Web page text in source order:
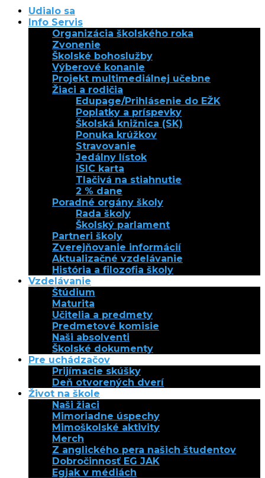
Udialo sa
Info Servis
Organizácia školského roka
Zvonenie
Školské bohoslužby
Výberové konanie
Projekt multimediálnej učebne
Žiaci a rodičia
Edupage/Prihlásenie do EŽK
Poplatky a príspevky
Školská knižnica (SK)
Ponuka krúžkov
Stravovanie
Jedálny lístok
ISIC karta
Tlačivá na stiahnutie
2 % dane
Poradné orgány školy
Rada školy
Školský parlament
Partneri školy
Zverejňovanie informácií
Aktualizačné vzdelávanie
História a filozofia školy
Vzdelávanie
Štúdium
Maturita
Učitelia a predmety
Predmetové komisie
Naši absolventi
Školské dokumenty
Pre uchádzačov
Prijímacie skúšky
Deň otvorených dverí
Život na škole
Naši žiaci
Mimoriadne úspechy
Mimoškolské aktivity
Merch
Z anglického pera našich študentov
Dobročinnosť EG JAK
Egjak v médiách